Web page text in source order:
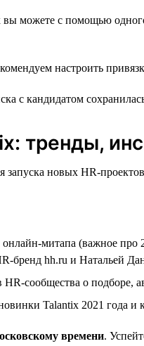
вы можете с помощью
настроить
с кандидатом
тренды,
запуска новых HR-
митапа (важное про
бренд hh.ru и Натальей
HR-сообщества о подборе,
Talantix 2021 года и
времени.